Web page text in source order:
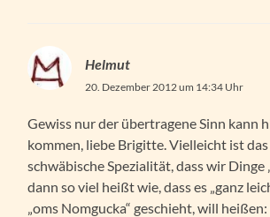
Helmut
20. Dezember 2012 um 14:34 Uhr
Gewiss nur der übertragene Sinn kann
kommen, liebe Brigitte. Vielleicht ist das
schwäbische Spezialität, dass wir Dinge
dann so viel heißt wie, dass es „ganz
„oms Nomgucka“ geschieht, will